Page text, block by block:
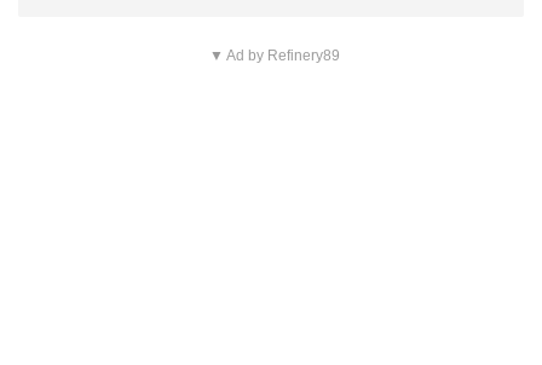
▼ Ad by Refinery89